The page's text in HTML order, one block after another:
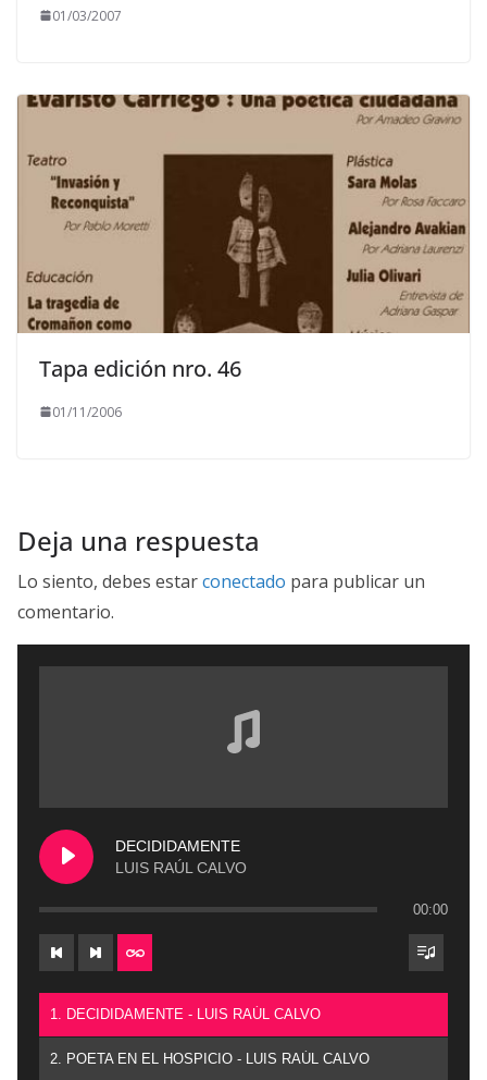
01/03/2007
Tapa edición nro. 46
01/11/2006
Deja una respuesta
Lo siento, debes estarconectado para publicar un
comentario.
DECIDIDAMENTE
LUIS RAÚL CALVO
00:00
1. DECIDIDAMENTE - LUIS RAÚL CALVO
2. POETA EN EL HOSPICIO - LUIS RAÚL CALVO